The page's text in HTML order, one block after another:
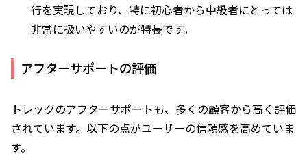
行を実現しており、特に初心者から中級者にとっては
非常に扱いやすいのが特長です。
アフターサポートの評価
トレックのアフターサポートも、多くの顧客から高く評価
されています。以下の点がユーザーの信頼感を高めていま
す。